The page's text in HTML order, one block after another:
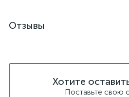
Отзывы
Хотите
Поставьте свою